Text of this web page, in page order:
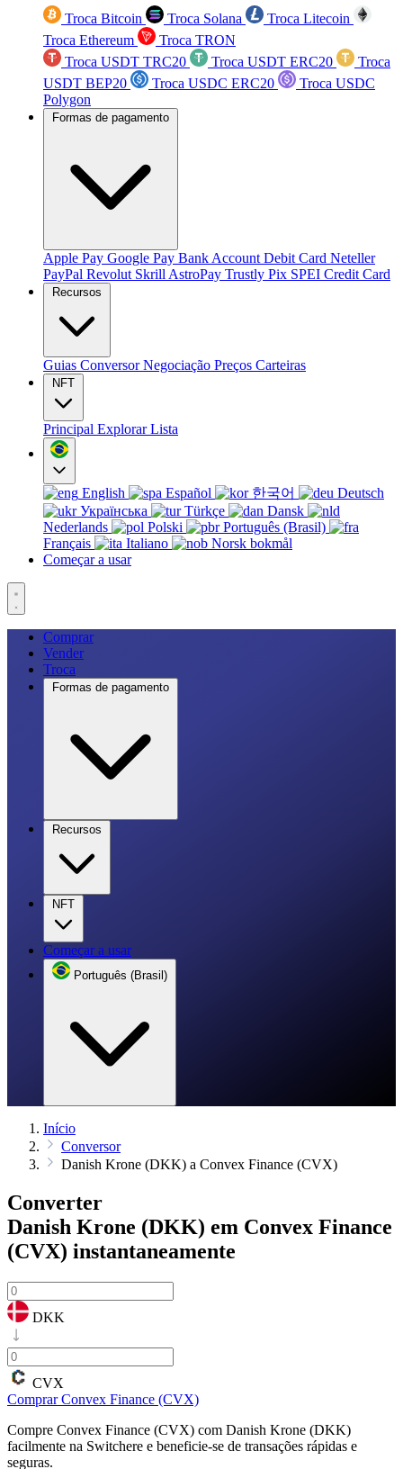
Troca Bitcoin Troca Solana
Troca Litecoin
Troca Ethereum
Troca TRON
Troca USDT TRC20
Troca USDT ERC20
Troca
USDT BEP20
Troca USDC ERC20
Troca USDC
Polygon
Formas de pagamento
Apple Pay Google Pay Bank Account Debit Card Neteller
PayPal Revolut Skrill AstroPay Trustly Pix SPEI Credit Card
Recursos
Guias ConversorNegociação Preços Carteiras
NFT
Principal ExplorarLista
English Español 한국어
Deutsch
Українська
Türkçe
Dansk
Nederlands
Polski
Português (Brasil)
Français
Italiano
Norsk bokmål
Começar a usar
Comprar
Vender
Troca
Formas de pagamento
Recursos
NFT
Começar a usar
Português (Brasil)
Início
Conversor
Danish Krone (DKK) a Convex Finance (CVX)
Converter
Danish Krone (DKK) em Convex Finance
(CVX) instantaneamente
DKK
CVX
Comprar Convex Finance (CVX)
Compre Convex Finance (CVX) com Danish Krone (DKK)
facilmente na Switchere e beneficie-se de transações rápidas e
seguras.